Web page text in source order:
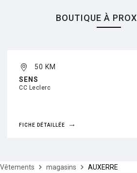
BOUTIQUE À
50 KM
SENS
CC Leclerc
FICHE DÉTAILLÉE
Vêtements magasins AUXERRE